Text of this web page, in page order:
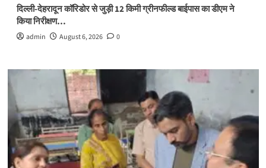
दिल्ली-देहरादून कॉरिडोर से जुड़ी 12 किमी ग्रीनफील्ड बाईपास का डीएम ने
किया निरीक्षण…
admin August 6, 2026 0